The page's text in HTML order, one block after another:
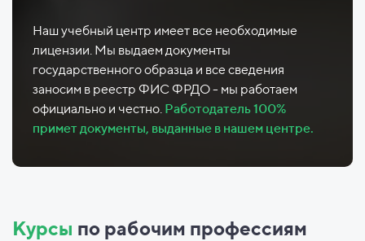
Наш учебный центр имеет все необходимые
лицензии. Мы выдаем документы
государственного образца и все сведения
заносим в реестр ФИС ФРДО - мы работаем
официально и честно. Работодатель 100%
примет документы, выданные в нашем центре.
Курсы по рабочим профессиям